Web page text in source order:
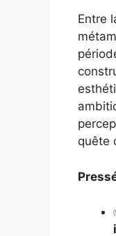
Entre
quête